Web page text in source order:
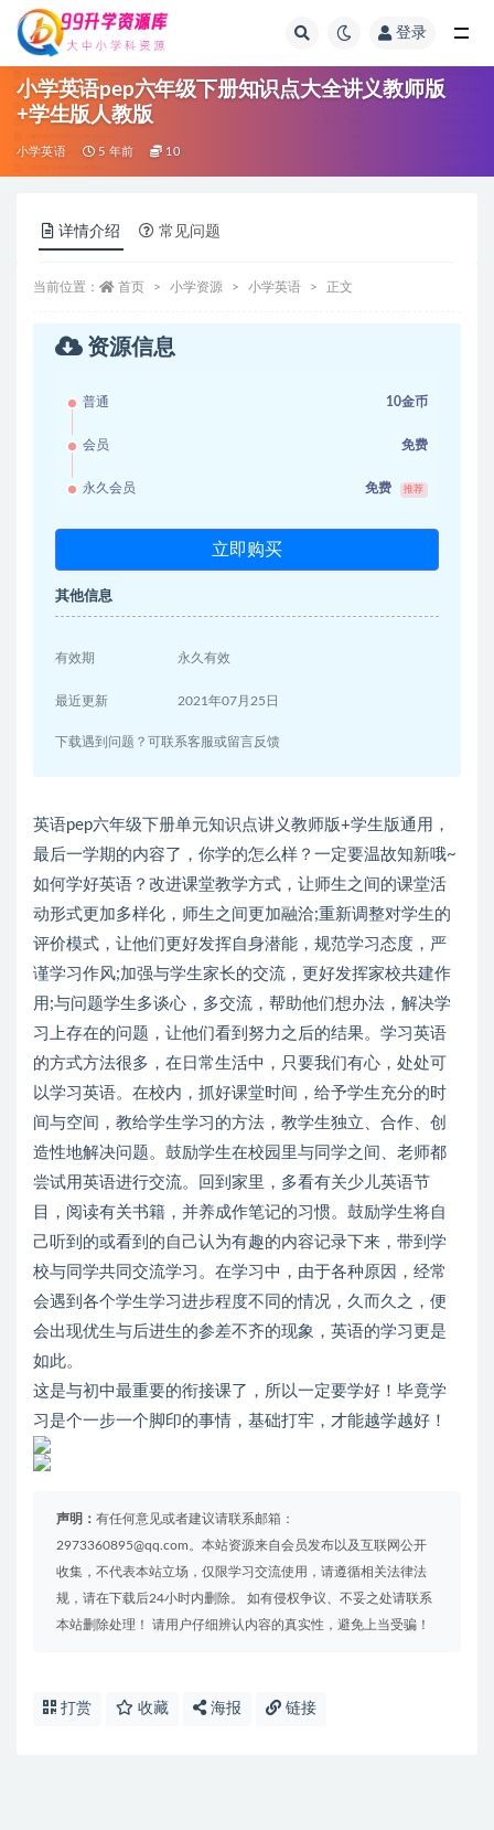
登录
小学英语pep六年级下册知识点大全讲义教师版
+学生版人教版
小学英语 5 年前 10
详情介绍 常见问题
当前位置： 首页 小学资源 小学英语 正文
资源信息
普通 10金币
会员 免费
永久会员 免费 推荐
立即购买
其他信息
有效期 永久有效
最近更新 2021年07月25日
下载遇到问题？可联系客服或留言反馈
英语pep六年级下册单元知识点讲义教师版+学生版通用，
最后一学期的内容了，你学的怎么样？一定要温故知新哦~
如何学好英语？改进课堂教学方式，让师生之间的课堂活
动形式更加多样化，师生之间更加融洽;重新调整对学生的
评价模式，让他们更好发挥自身潜能，规范学习态度，严
谨学习作风;加强与学生家长的交流，更好发挥家校共建作
用;与问题学生多谈心，多交流，帮助他们想办法，解决学
习上存在的问题，让他们看到努力之后的结果。学习英语
的方式方法很多，在日常生活中，只要我们有心，处处可
以学习英语。在校内，抓好课堂时间，给予学生充分的时
间与空间，教给学生学习的方法，教学生独立、合作、创
造性地解决问题。鼓励学生在校园里与同学之间、老师都
尝试用英语进行交流。回到家里，多看有关少儿英语节
目，阅读有关书籍，并养成作笔记的习惯。鼓励学生将自
己听到的或看到的自己认为有趣的内容记录下来，带到学
校与同学共同交流学习。在学习中，由于各种原因，经常
会遇到各个学生学习进步程度不同的情况，久而久之，便
会出现优生与后进生的参差不齐的现象，英语的学习更是
如此。
这是与初中最重要的衔接课了，所以一定要学好！毕竟学
习是个一步一个脚印的事情，基础打牢，才能越学越好！
声明： 有任何意见或者建议请联系邮箱：
2973360895@qq.com。本站资源来自会员发布以及互联网公开
收集，不代表本站立场，仅限学习交流使用，请遵循相关法律法
规，请在下载后24小时内删除。 如有侵权争议、不妥之处请联系
本站删除处理！ 请用户仔细辨认内容的真实性，避免上当受骗！
打赏 收藏 海报 链接